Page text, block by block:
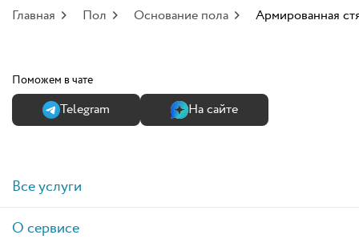
Главная Пол Основание пола Армированная
Поможем в чате
Теlegram На сайте
Все услуги
О сервисе